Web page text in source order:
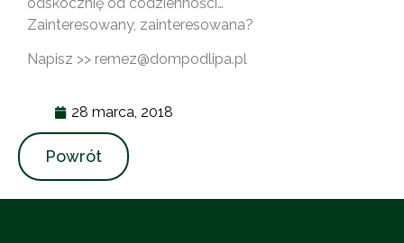
Zainteresowany, zainteresowana?
Napisz >> remez@dompodlipa.pl
28 marca, 2018
Powrót